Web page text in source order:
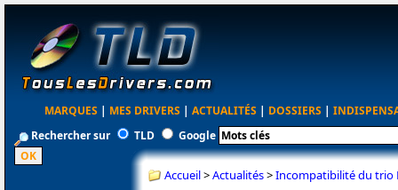
MARQUES | MES DRIVERS | ACTUALITÉS | DOSSIERS |
Rechercher sur
TLD Google
Accueil>Actualités>Incompatibilité du trio